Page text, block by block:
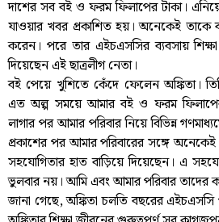
দাশের সব বই ও ফরম ফিলাপের টাকা।
যাওয়ার খবর প্রকাশিত হয়। অনেকেই
করেন। পরে তার এইচএসসির ব্যবসায়
দিয়েছেন এই ছাত্রলীগ নেতা।
বই পেয়ে খুশিতে কেঁদে ফেলেন অঙ্কিতা।
এত অল্প সময়ে আমার বই ও ফরম
লাগার পর আমার পরিবার নিয়ে বিভিন্ন
প্রকাশের পর আমার পরিবারের সঙ্গে
সহযোগিতার হাত বাড়িয়ে দিয়েছেন। এ
ভুলবার নয়। আমি এবং আমার পরিবার তাদের
জানা গেছে, অঙ্কিতা চলতি বছরের এইচএসসি